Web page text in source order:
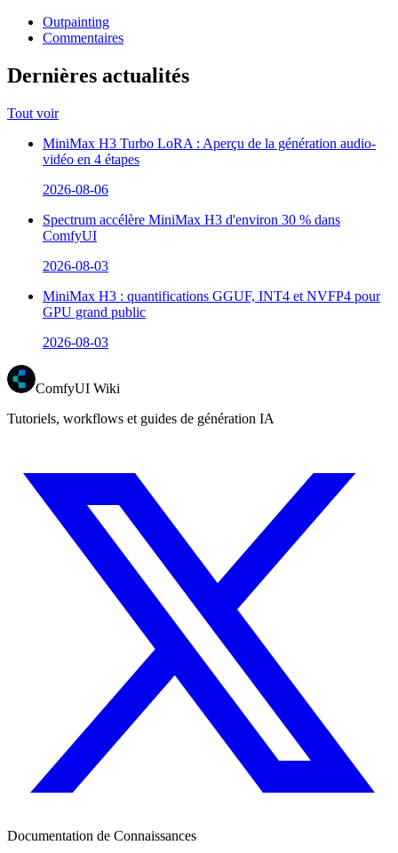
Outpainting
Commentaires
Dernières actualités
Tout voir
MiniMax H3 Turbo LoRA : Aperçu de la génération audio-
vidéo en 4 étapes
2026-08-06
Spectrum accélère MiniMax H3 d'environ 30 % dans
ComfyUI
2026-08-03
MiniMax H3 : quantifications GGUF, INT4 et NVFP4 pour
GPU grand public
2026-08-03
ComfyUI Wiki
Tutoriels, workflows et guides de génération IA
Documentation de Connaissances